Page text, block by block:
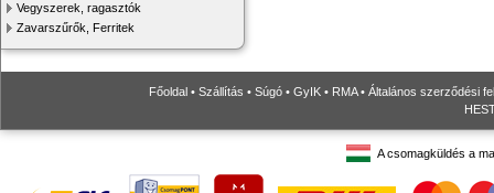
Vegyszerek, ragasztók
Zavarszűrők, Ferritek
Főoldal • Szállítás • Súgó • GyIK • RMA• Általános szerződési
A csomagküldés a